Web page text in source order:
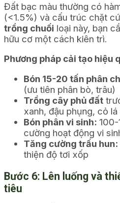
Đất bạc màu thường có
(<1.5%) và cấu trúc chặt
trồng chuối loại này, bạn
hữu cơ một cách kiên trì.
Phương pháp cải tạo hiệu
Bón 15-20 tấn phân
(ưu tiên phân bò, trâu)
Trồng cây phủ đất
xanh, đậu phụng, cỏ lá
Bón phân vi sinh:
cường hoạt động vi
Tăng cường trấu hun:
thiện độ tơi xốp
Bước 6: Lên luống và
tiêu